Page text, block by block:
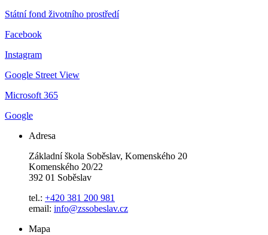
Státní fond životního prostředí
Facebook
Instagram
Google Street View
Microsoft 365
Google
Adresa
Základní škola Soběslav, Komenského 20
Komenského 20/22
392 01 Soběslav
tel.: +420 381 200 981
email: info@zssobeslav.cz
Mapa